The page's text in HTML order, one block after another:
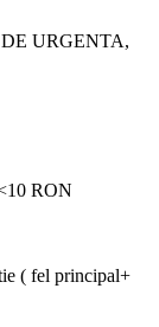
URGENTA,
RON
( fel principal+